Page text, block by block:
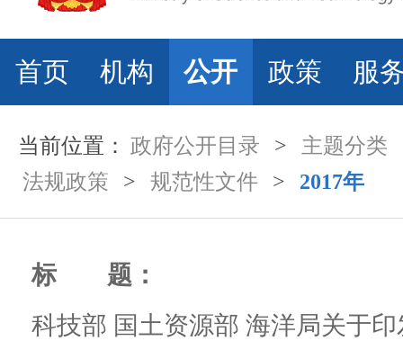
首页 机构 公开 政策 服
当前位置： 政府公开目录 > 主题分类
法规政策
> 规范性文件 > 2017年
标 题：
科技部 国土资源部 海洋局关于